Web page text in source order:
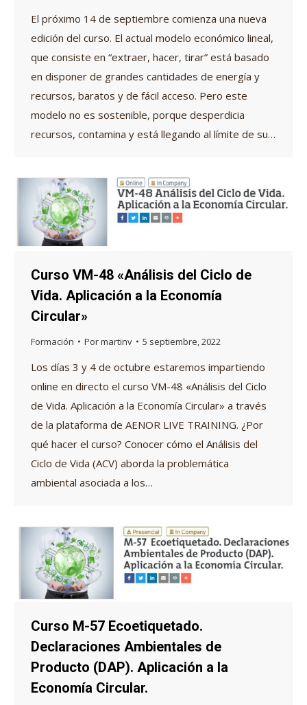
El próximo 14 de septiembre comienza una nueva
edición del curso. El actual modelo económico lineal,
que consiste en “extraer, hacer, tirar” está basado
en disponer de grandes cantidades de energía y
recursos, baratos y de fácil acceso. Pero este
modelo no es sostenible, porque desperdicia
recursos, contamina y está llegando al límite de su…
Curso VM-48 «Análisis del Ciclo de
Vida. Aplicación a la Economía
Circular»
Formación Pormartinv 5 septiembre, 2022
Los días 3 y 4 de octubre estaremos impartiendo
online en directo el curso VM-48 «Análisis del Ciclo
de Vida. Aplicación a la Economía Circular» a través
de la plataforma de AENOR LIVE TRAINING. ¿Por
qué hacer el curso? Conocer cómo el Análisis del
Ciclo de Vida (ACV) aborda la problemática
ambiental asociada a los…
Curso M-57 Ecoetiquetado.
Declaraciones Ambientales de
Producto (DAP). Aplicación a la
Economía Circular.